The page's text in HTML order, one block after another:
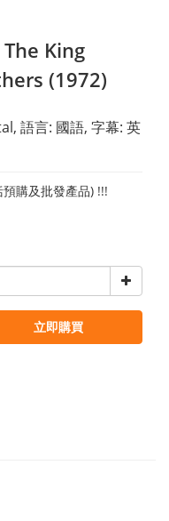
The King
(1972)
語言: 國語, 字幕: 英
購及批發產品) !!!
立即購買